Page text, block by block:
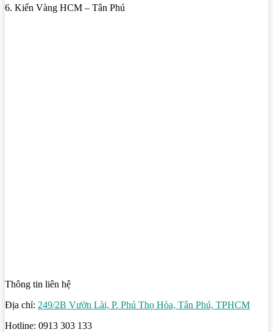
6. Kiến Vàng HCM – Tân Phú
Thông tin liên hệ
Địa chỉ: 249/2B Vườn Lài, P. Phú Thọ Hòa, Tân Phú, TPHCM
Hotline: 0913 303 133